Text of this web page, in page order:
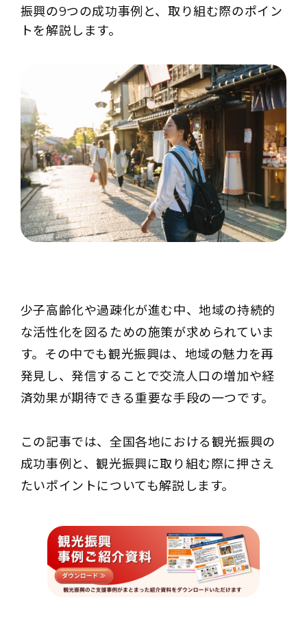
振興の9つの成功事例と、取り組む際のポイン
トを解説します。
少子高齢化や過疎化が進む中、地域の持続的
な活性化を図るための施策が求められていま
す。その中でも観光振興は、地域の魅力を再
発見し、発信することで交流人口の増加や経
済効果が期待できる重要な手段の一つです。
この記事では、全国各地における観光振興の
成功事例と、観光振興に取り組む際に押さえ
たいポイントについても解説します。